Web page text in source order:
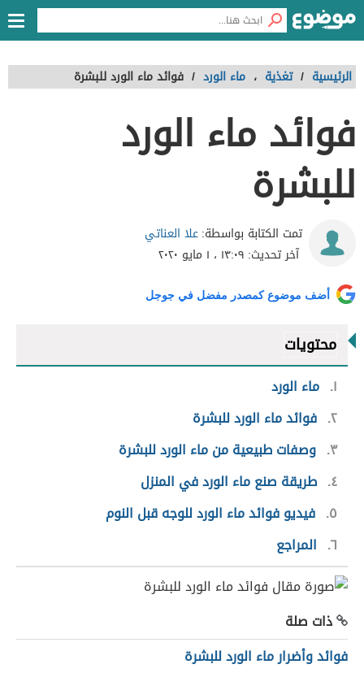
الرئيسية / تغذية ، ماء الورد / فوائد ماء الورد للبشرة
فوائد ماء الورد
للبشرة
تمت الكتابة بواسطة:علا العناتي
آخر تحديث: ١٣:٠٩ ، ١ مايو ٢٠٢٠
أضف موضوع كمصدر مفضل في جوجل
محتويات
١ ماء الورد
٢ فوائد ماء الورد للبشرة
٣ وصفات طبيعية من ماء الورد للبشرة
٤ طريقة صنع ماء الورد في المنزل
٥ فيديو فوائد ماء الورد للوجه قبل النوم
٦ المراجع
ذات صلة
فوائد وأضرار ماء الورد للبشرة